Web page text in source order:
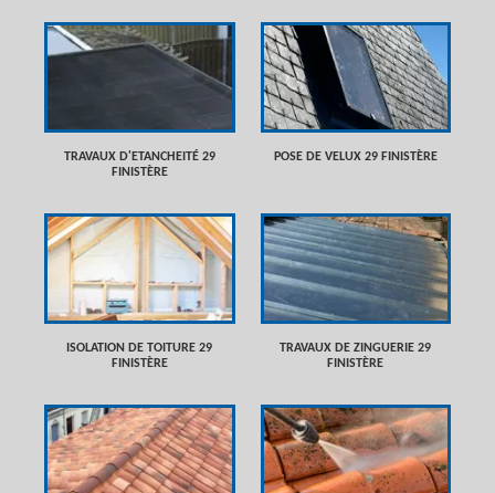
TRAVAUX D'ETANCHEITÉ 29
FINISTÈRE
POSE DE VELUX 29 FINISTÈRE
ISOLATION DE TOITURE 29
FINISTÈRE
TRAVAUX DE ZINGUERIE 29
FINISTÈRE